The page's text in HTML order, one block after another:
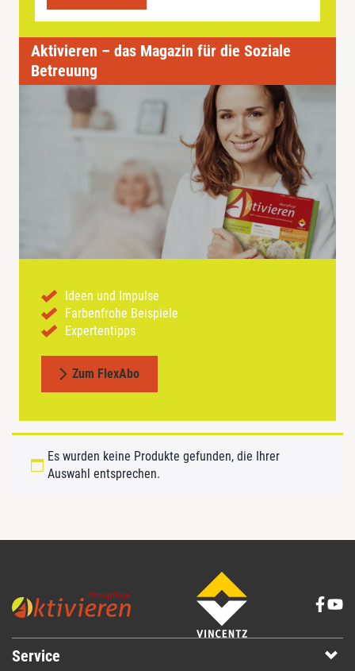
Aktivieren – das Magazin für die Soziale
Betreuung
Ideen und Impulse
Farbenfrohe Beispiele
Expertentipps
Zum FlexAbo
Es wurden keine Produkte gefunden, die Ihrer
Auswahl entsprechen.
Service